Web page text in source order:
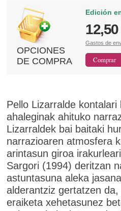
OPCIONES
DE COMPRA
Edición
Gastos de
Pello Lizarralde
ahaleginak ahituko
Lizarraldek bai baitaki
narrazioaren atmosfera
arintasun giroa
Sargori (1994) deritzan
astuntasuna aleka
alderantziz gertatzen
eraiketa xehetasunez